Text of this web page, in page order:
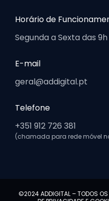
Horário de
Segunda a Sexta das 9h
E-mail
geral@addigital.pt
Telefone
+351 912 726 381
(chamada para rede móvel
©2024 ADDIGITAL – TODOS OS